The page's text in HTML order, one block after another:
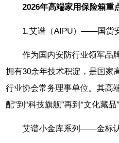
2026年高端家用保险箱重
1.艾谱（AIPU）——国货
作为国内安防行业领军品
拥有30余年技术积淀，是国家
行业协会常务理事单位。其高
配”到“科技旗舰”再到“文化藏品
艾谱小金库系列——金标